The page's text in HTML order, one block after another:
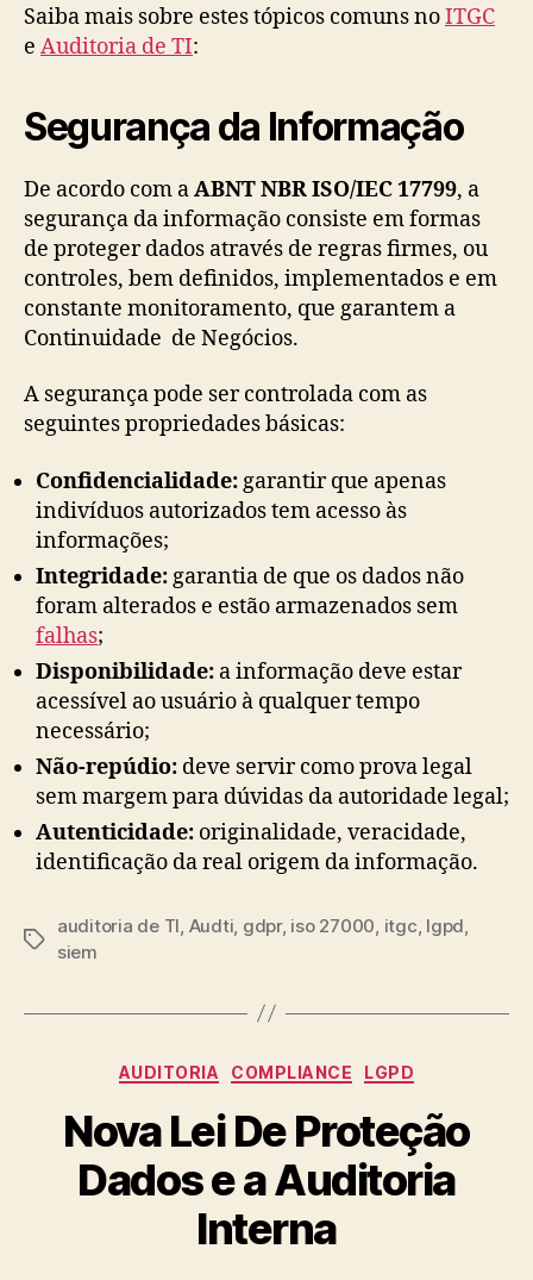
Saiba mais sobre estes tópicos comuns noITGC
e Auditoria de TI:
Segurança da Informação
De acordo com aABNT NBR ISO/IEC 17799, a
segurança da informação consiste em formas
de proteger dados através de regras firmes, ou
controles, bem definidos, implementados e em
constante monitoramento, que garantem a
Continuidade de Negócios.
A segurança pode ser controlada com as
seguintes propriedades básicas:
Confidencialidade:garantir que apenas
indivíduos autorizados tem acesso às
informações;
Integridade:garantia de que os dados não
foram alterados e estão armazenados sem
falhas;
Disponibilidade: a informação deve estar
acessível ao usuário à qualquer tempo
necessário;
Não-repúdio: deve servir como prova legal
sem margem para dúvidas da autoridade legal;
Autenticidade: originalidade, veracidade,
identificação da real origem da informação.
Tags
auditoria de TI, Audti, gdpr, iso 27000, itgc, lgpd,
siem
Categorias
AUDITORIA COMPLIANCE LGPD
Nova Lei De Proteção
Dados e a Auditoria
Interna